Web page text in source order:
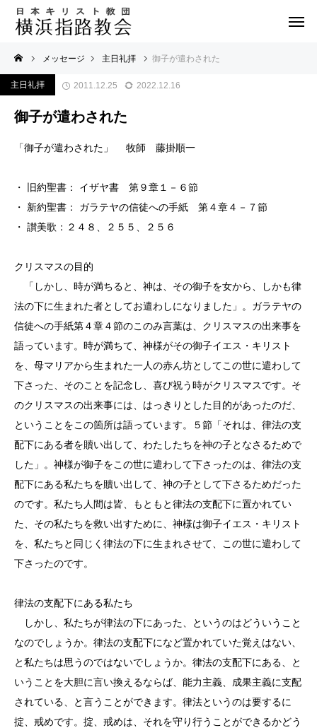
メッセージ 主日礼拝 御子が遣わされた
主日礼拝 2011.12.25 2022.12.16
御子が遣わされた
「御子が遣わされた」 牧師 藤掛順一
・ 旧約聖書： イザヤ書 第９章１－６節
・ 新約聖書： ガラテヤの信徒への手紙 第４章４－７節
・ 讃美歌：２４８、２５５、２５６
クリスマスの目的
「しかし、時が満ちると、神は、その御子を女から、しかも律
法の下に生まれた者としてお遣わしになりました」。ガラテヤの
信徒への手紙第４章４節のこのみ言葉は、クリスマスの出来事を
語っています。時が満ちて、神様がその御子イエス・キリスト
を、母マリアから生まれた一人の赤ん坊としてこの世に遣わして
下さった、そのことを記念し、喜び祝う時がクリスマスです。そ
のクリスマスの出来事には、はっきりとした目的があったのだ、
ということをこの箇所は語っています。５節「それは、律法の支
配下にある者を贖い出して、わたしたちを神の子となさるためで
した」。神様が御子をこの世に遣わして下さったのは、律法の支
配下にある私たちを贖い出して、神の子として下さるためだった
のです。私たち人間は皆、もともと律法の支配下に置かれてい
た、その私たちを救い出すために、神様は御子イエス・キリスト
を、私たちと同じく律法の下に生まれさせて、この世に遣わして
下さったのです。
律法の支配下にある私たち
しかし、私たちが律法の下にあった、というのはどういうこと
なのでしょうか。律法の支配下になど置かれていた覚えはない、
と私たちは思うのではないでしょうか。律法の支配下にある、と
いうことを大胆に言い換えるならば、能力主義、成果主義に支配
されている、と言うことができます。律法というのは要するに
掟、戒めです。掟、戒めは、それを守り行うことができるかどう